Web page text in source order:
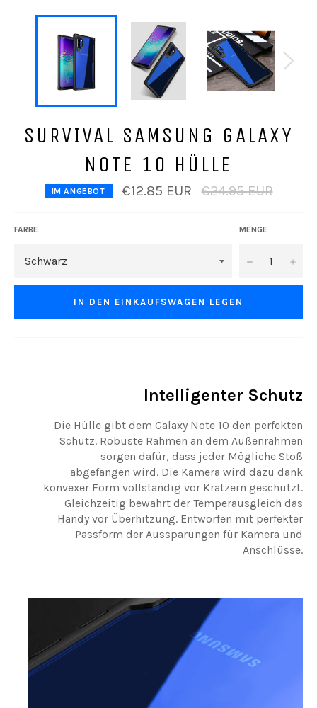
SURVIVAL SAMSUNG GALAXY
NOTE 10 HÜLLE
IM ANGEBOT €12.85 EUR
Normaler
Preis
€24.95 EUR
FARBE MENGE
− +
IN DEN EINKAUFSWAGEN LEGEN
Intelligenter Schutz
Die Hülle gibt dem Galaxy Note 10 den perfekten
Schutz. Robuste Rahmen an dem Außenrahmen
sorgen dafür, dass jeder Mögliche Stoß
abgefangen wird. Die Kamera wird dazu dank
konvexer Form vollständig vor Kratzern geschützt.
Gleichzeitig bewahrt der Temperausgleich das
Handy vor Überhitzung. Entworfen mit perfekter
Passform der Aussparungen für Kamera und
Anschlüsse.